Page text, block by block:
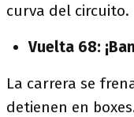
curva del circuito.
Vuelta 68:
La carrera se
detienen en